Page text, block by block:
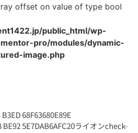
offset on value of type bool
public_html/wp-
pro/modules/dynamic-
image.php
ライオンcheck-